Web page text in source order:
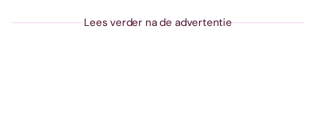
Lees verder na de advertentie